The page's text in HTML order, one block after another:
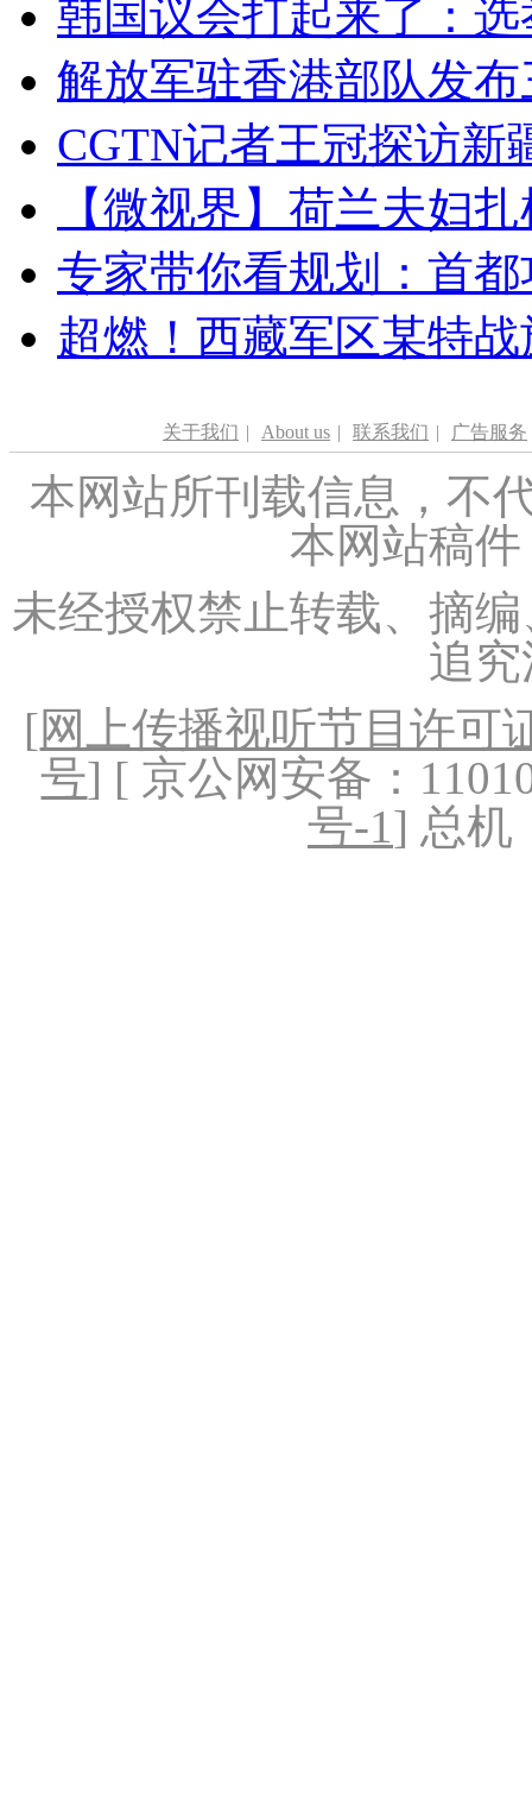
韩国议会打起来了：
解放军驻香港部队发
CGTN记者王冠探访新
【微视界】荷兰夫妇
专家带你看规划：首
超燃！西藏军区某特
关于我们 | About us | 联系我们 | 广告服务
本网站所刊载信息，不
本网站稿
未经授权禁止转载、摘
追
[网上传播视听节目许可
号] [ 京公网安备：
号-1] 总机